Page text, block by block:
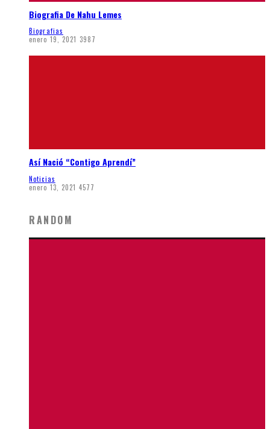
Biografia De Nahu Lemes
Biografias
enero 19, 2021 3987
Así Nació “Contigo Aprendí”
Noticias
enero 13, 2021 4577
RANDOM